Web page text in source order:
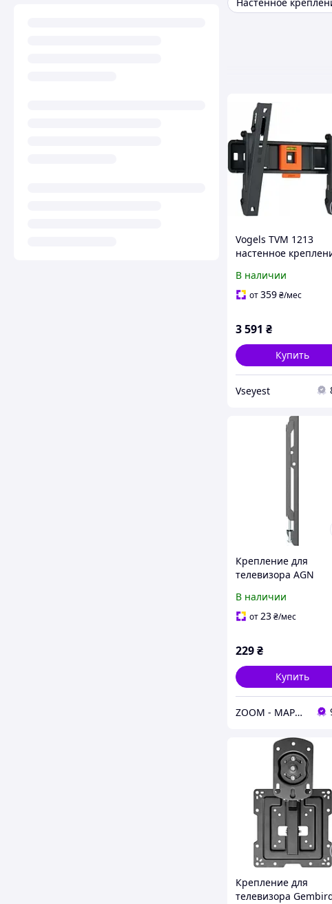
Vogels TVM 1213
настенное
дюйма наклонное
В наличии
от359₴/мес
3 591 ₴
Купить
Vseyest
Крепление для
телевизора AGN
В наличии
от23₴/мес
229₴
Купить
ZOOM - МАРКЕТ ЦИФРОВОЙ ТЕХНИКИ
Крепление для
телевизора